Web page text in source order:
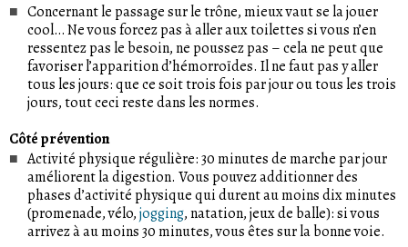
Concernant le passage sur le trône, mieux vaut se la jouer
cool… Ne vous forcez pas à aller aux toilettes si vous n’en
ressentez pas le besoin, ne poussez pas – cela ne peut que
favoriser l’apparition d’hémorroïdes. Il ne faut pas y aller
tous les jours: que ce soit trois fois par jour ou tous les trois
jours, tout ceci reste dans les normes.
Côté prévention
Activité physique régulière: 30 minutes de marche par jour
améliorent la digestion. Vous pouvez additionner des
phases d’activité physique qui durent au moins dix minutes
(promenade, vélo,jogging, natation, jeux de balle): si vous
arrivez à au moins 30 minutes, vous êtes sur la bonne voie.